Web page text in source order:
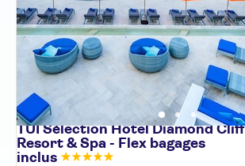
TUI Sélection Hôtel Diamond Cliff
Resort & Spa - Flex bagages
inclus